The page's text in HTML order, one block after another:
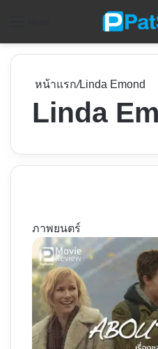
หน้าแรก/Linda Emond
Linda
ภาพยนตร์